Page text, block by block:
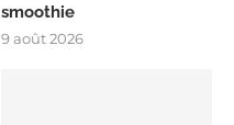
smoothie
9 août 2026